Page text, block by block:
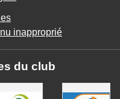
inapproprié
du club